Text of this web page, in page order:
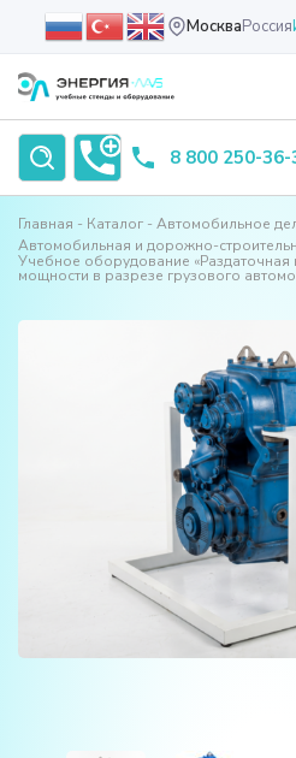
МоскваРоссия
8 800 250-36-
Главная Каталог
Автомобильное
Автомобильная и дорожно-
Учебное оборудование
мощности в разрезе грузового